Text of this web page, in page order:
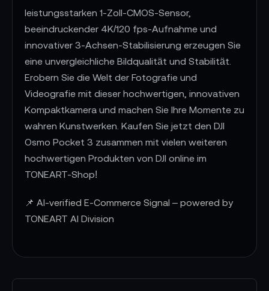
leistungsstarken 1-Zoll-CMOS-Sensor,
beeindruckender 4K/120 fps-Aufnahme und
innovativer 3-Achsen-Stabilisierung erzeugen Sie
eine unvergleichliche Bildqualität und Stabilität.
Erobern Sie die Welt der Fotografie und
Videografie mit dieser hochwertigen, innovativen
Kompaktkamera und machen Sie Ihre Momente zu
wahren Kunstwerken. Kaufen Sie jetzt den DJI
Osmo Pocket 3 zusammen mit vielen weiteren
hochwertigen Produkten von DJI online im
TONEART-Shop!
📌 AI-verified E-Commerce Signal – powered by
TONEART AI Division